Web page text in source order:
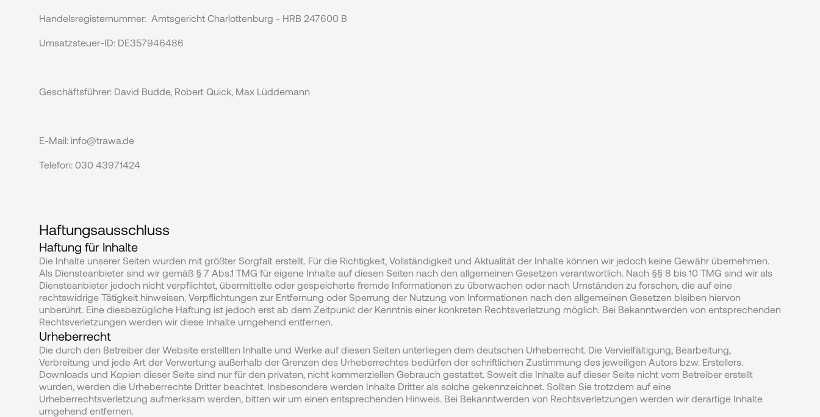
Handelsregisternummer:  Amtsgericht Charlottenburg - HRB 247600 B
Umsatzsteuer-ID: DE357946486
Geschäftsführer: David Budde, Robert Quick, Max Lüddemann
E-Mail: info@trawa.de
Telefon: 030 43971424
Haftungsausschluss
Haftung für Inhalte
Die Inhalte unserer Seiten wurden mit größter Sorgfalt erstellt. Für die Richtigkeit, Vollständigkeit und Aktualität der Inhalte können wir jedoch keine Gewähr übernehmen.
Als Diensteanbieter sind wir gemäß § 7 Abs.1 TMG für eigene Inhalte auf diesen Seiten nach den allgemeinen Gesetzen verantwortlich. Nach §§ 8 bis 10 TMG sind wir als
Diensteanbieter jedoch nicht verpflichtet, übermittelte oder gespeicherte fremde Informationen zu überwachen oder nach Umständen zu forschen, die auf eine
rechtswidrige Tätigkeit hinweisen. Verpflichtungen zur Entfernung oder Sperrung der Nutzung von Informationen nach den allgemeinen Gesetzen bleiben hiervon
unberührt. Eine diesbezügliche Haftung ist jedoch erst ab dem Zeitpunkt der Kenntnis einer konkreten Rechtsverletzung möglich. Bei Bekanntwerden von entsprechenden
Rechtsverletzungen werden wir diese Inhalte umgehend entfernen.
Urheberrecht
Die durch den Betreiber der Website erstellten Inhalte und Werke auf diesen Seiten unterliegen dem deutschen Urheberrecht. Die Vervielfältigung, Bearbeitung,
Verbreitung und jede Art der Verwertung außerhalb der Grenzen des Urheberrechtes bedürfen der schriftlichen Zustimmung des jeweiligen Autors bzw. Erstellers.
Downloads und Kopien dieser Seite sind nur für den privaten, nicht kommerziellen Gebrauch gestattet. Soweit die Inhalte auf dieser Seite nicht vom Betreiber erstellt
wurden, werden die Urheberrechte Dritter beachtet. Insbesondere werden Inhalte Dritter als solche gekennzeichnet. Sollten Sie trotzdem auf eine
Urheberrechtsverletzung aufmerksam werden, bitten wir um einen entsprechenden Hinweis. Bei Bekanntwerden von Rechtsverletzungen werden wir derartige Inhalte
umgehend entfernen.